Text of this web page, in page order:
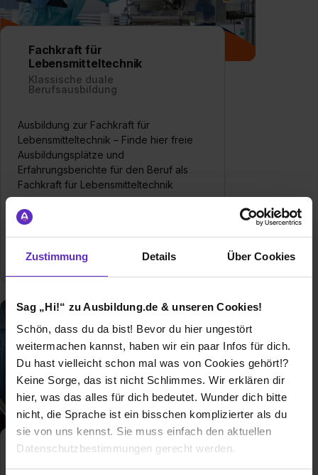
Zustimmung Details Über Cookies
Sag „Hi!“ zu Ausbildung.de & unseren Cookies!
Schön, dass du da bist! Bevor du hier ungestört
weitermachen kannst, haben wir ein paar Infos für dich.
Du hast vielleicht schon mal was von Cookies gehört!?
Keine Sorge, das ist nicht Schlimmes. Wir erklären dir
hier, was das alles für dich bedeutet. Wunder dich bitte
nicht, die Sprache ist ein bisschen komplizierter als du
sie von uns kennst. Sie muss einfach den aktuellen
Datenschutzbestimmungen gerecht werden.
Fachkraft für
Lebensmitteltechnik
Klassische duale
Berufsausbildung
Ausbildung zur Fachkraft für
Lebensmitteltechnik – Finde hier freie
Ausbildungsplätze und
Erfahrungsberichte für den Beruf als
Fachkraft für Lebensmitteltechnik
Allgemeine Infos zum Ausbildungsberuf
Maschinen- und